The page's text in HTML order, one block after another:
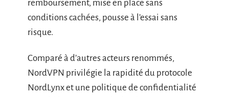
remboursement, mise en place sans
conditions cachées, pousse à l’essai sans
risque.
Comparé à d’autres acteurs renommés,
NordVPN privilégie la rapidité du protocole
NordLynx et une politique de confidentialité